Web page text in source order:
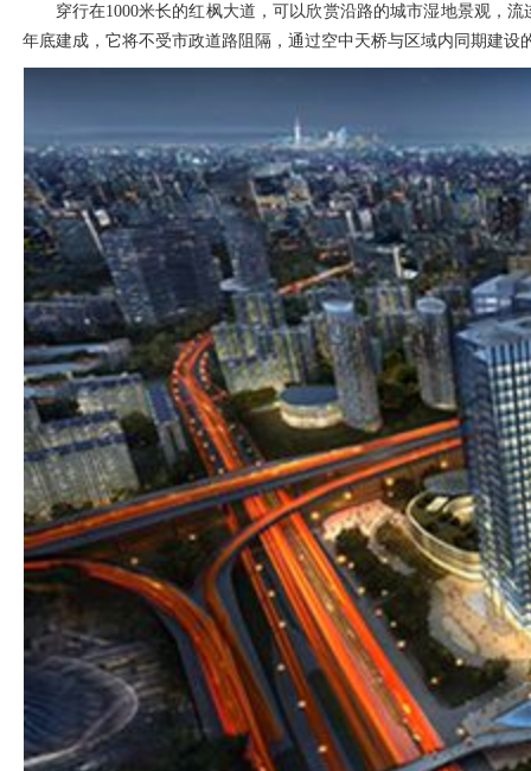
穿行在1000米长的红枫大道，可以欣赏沿路的城市湿地景观，
年底建成，它将不受市政道路阻隔，通过空中天桥与区域内同期建